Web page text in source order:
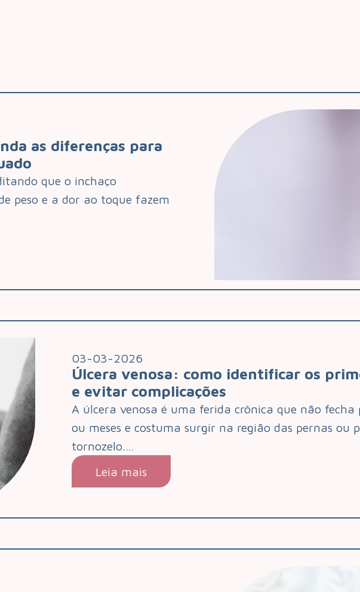
as diferenças para
que o inchaço
peso e a dor ao toque fazem
03-03-2026
Úlcera venosa: como identificar os
e evitar complicações
A úlcera venosa é uma ferida crônica que não fecha
ou meses e costuma surgir na região das pernas ou
tornozelo.…
Leia mais